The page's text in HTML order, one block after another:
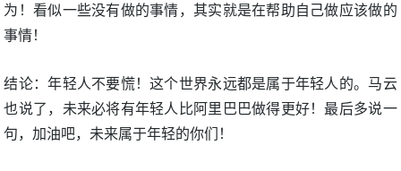
为！看似一些没有做的事情，其实就是在帮助自己做应该做的
事情！
结论：年轻人不要慌！这个世界永远都是属于年轻人的。马云
也说了，未来必将有年轻人比阿里巴巴做得更好！最后多说一
句，加油吧，未来属于年轻的你们！